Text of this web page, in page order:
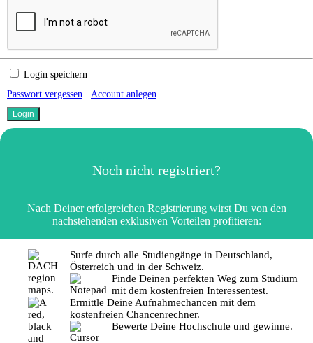
Login speichern
Passwort vergessen
Account anlegen
Noch nicht registriert?
Nach Deiner erfolgreichen Registrierung wirst Du von den
nachstehenden exklusiven Vorteilen profitieren:
Surfe durch alle Studiengänge in Deutschland,
Österreich und in der Schweiz.
Finde Deinen perfekten Weg zum Studium
mit dem kostenfreien Interessentest.
Ermittle Deine Aufnahmechancen mit dem
kostenfreien Chancenrechner.
Bewerte Deine Hochschule und gewinne.